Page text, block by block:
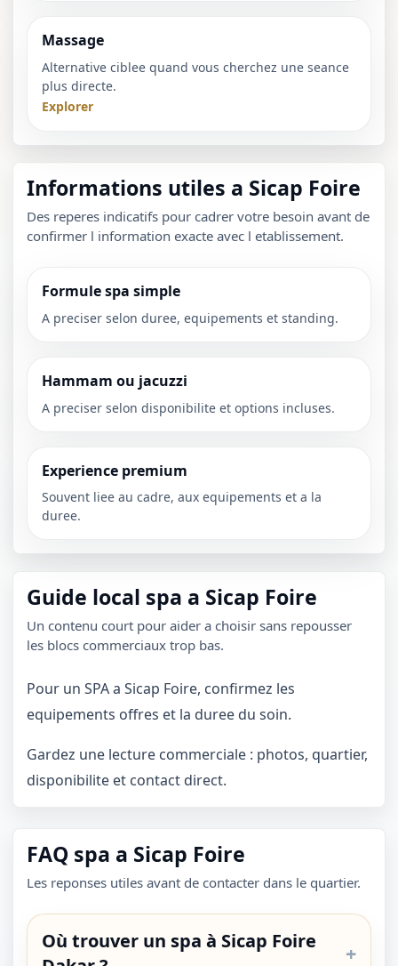
Massage
Alternative ciblee quand vous cherchez une seance
plus directe.
Explorer
Informations utiles a Sicap Foire
Des reperes indicatifs pour cadrer votre besoin avant de
confirmer l information exacte avec l etablissement.
Formule spa simple
A preciser selon duree, equipements et standing.
Hammam ou jacuzzi
A preciser selon disponibilite et options incluses.
Experience premium
Souvent liee au cadre, aux equipements et a la
duree.
Guide local spa a Sicap Foire
Un contenu court pour aider a choisir sans repousser
les blocs commerciaux trop bas.
Pour un SPA a Sicap Foire, confirmez les
equipements offres et la duree du soin.
Gardez une lecture commerciale : photos, quartier,
disponibilite et contact direct.
FAQ spa a Sicap Foire
Les reponses utiles avant de contacter dans le quartier.
Où trouver un spa à Sicap Foire